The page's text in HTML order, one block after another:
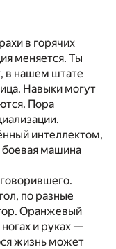
в горячих
меняется. Ты
в нашем штате
Навыки могут
Пора
интеллектом,
машина
по разные
Оранжевый
и руках —
жизнь может